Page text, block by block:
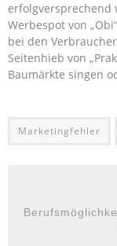
erfolgversprechend
Werbespot von
bei den
Seitenhieb von
Baumärkte singen
Marketingfehler